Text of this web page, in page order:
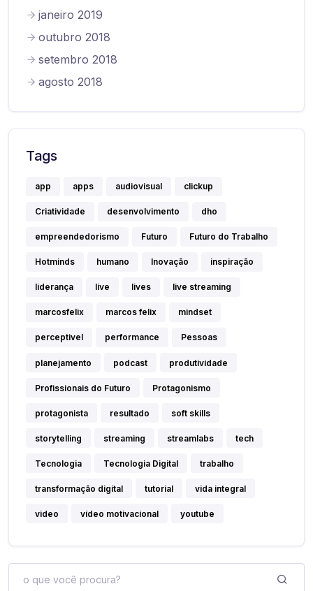
janeiro 2019
outubro 2018
setembro 2018
agosto 2018
Tags
app apps audiovisual clickup
Criatividade desenvolvimento dho
empreendedorismo Futuro Futuro do Trabalho
Hotminds humano Inovação inspiração
liderança live lives live streaming
marcosfelix marcos felix mindset
perceptivel performance Pessoas
planejamento podcast produtividade
Profissionais do Futuro Protagonismo
protagonista resultado soft skills
storytelling streaming streamlabs tech
Tecnologia Tecnologia Digital trabalho
transformação digital tutorial vida integral
video vídeo motivacional youtube